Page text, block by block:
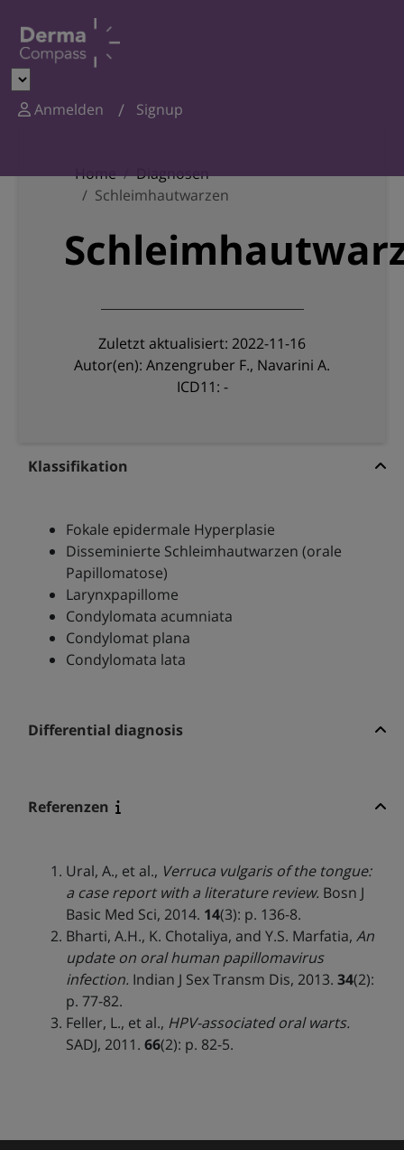
Anmelden Signup
Home
Diagnosen
Schleimhautwarzen
Zuletzt aktualisiert: 2022-11-16
Autor(en): Anzengruber F., Navarini A.
ICD11: -
Klassifikation
Fokale epidermale Hyperplasie
Disseminierte Schleimhautwarzen (orale
Papillomatose)
Larynxpapillome
Condylomata acumniata
Condylomat plana
Condylomata lata
Differential diagnosis
Referenzen
Ural, A., et al., Verruca vulgaris of the tongue:
a case report with a literature review. Bosn J
Basic Med Sci, 2014. 14(3): p. 136-8.
Bharti, A.H., K. Chotaliya, and Y.S. Marfatia, An
update on oral human papillomavirus
infection. Indian J Sex Transm Dis, 2013. 34(2):
p. 77-82.
Feller, L., et al., HPV-associated oral warts.
SADJ, 2011. 66(2): p. 82-5.